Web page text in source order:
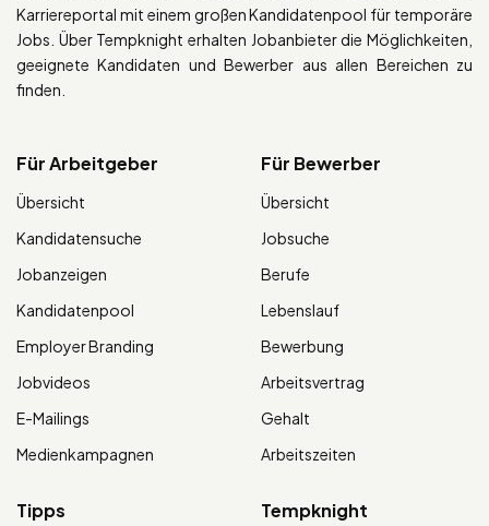
Karriereportal mit einem großen Kandidatenpool für temporäre
Jobs. Über Tempknight erhalten Jobanbieter die Möglichkeiten,
geeignete Kandidaten und Bewerber aus allen Bereichen zu
finden.
Für Arbeitgeber
Übersicht
Kandidatensuche
Jobanzeigen
Kandidatenpool
Employer Branding
Jobvideos
E-Mailings
Medienkampagnen
Für Bewerber
Übersicht
Jobsuche
Berufe
Lebenslauf
Bewerbung
Arbeitsvertrag
Gehalt
Arbeitszeiten
Tipps Tempknight